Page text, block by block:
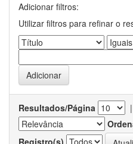
Adicionar filtros:
Utilizar filtros para refinar o
Resultados/Página |
Registro(s)